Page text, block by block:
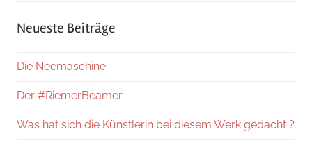
Neueste Beiträge
Die Neemaschine
Der #RiemerBeamer
Was hat sich die Künstlerin bei diesem Werk gedacht ?